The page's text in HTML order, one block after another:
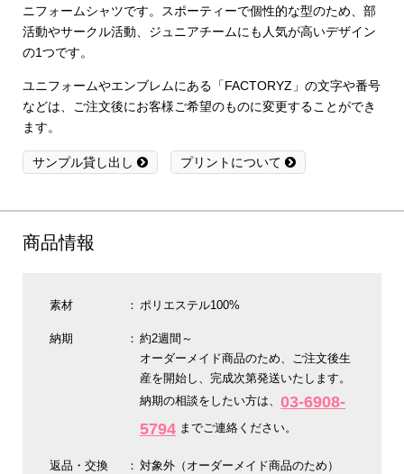
ニフォームシャツです。スポーティーで個性的な型のため、部
活動やサークル活動、ジュニアチームにも人気が高いデザイン
の1つです。
ユニフォームやエンブレムにある「FACTORYZ」の文字や番号
などは、ご注文後にお客様ご希望のものに変更することができ
ます。
サンプル貸し出し プリントについて
商品情報
素材 ポリエステル100%
納期
約2週間～
オーダーメイド商品のため、ご注文後生
産を開始し、完成次第発送いたします。
納期の相談をしたい方は、03-6908-
5794 までご連絡ください。
返品・交換 対象外（オーダーメイド商品のため）